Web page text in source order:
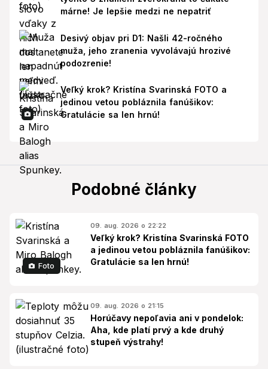
márne! Je lepšie medzi ne nepatriť
Desivý objav pri D1: Našli 42-ročného
muža, jeho zranenia vyvolávajú hrozivé
podozrenie!
Veľký krok? Kristína Svarinská FOTO a
jedinou vetou pobláznila fanúšikov:
Gratulácie sa len hrnú!
Podobné články
Foto
09. aug. 2026 o 22:22
Veľký krok? Kristína Svarinská FOTO
a jedinou vetou pobláznila fanúšikov:
Gratulácie sa len hrnú!
09. aug. 2026 o 21:15
Horúčavy nepoľavia ani v pondelok:
Aha, kde platí prvý a kde druhý
stupeň výstrahy!